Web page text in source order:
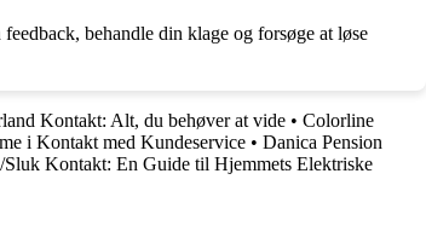
behandle din klage og forsøge at løse
Kontakt: Alt, du behøver at vide • Colorline
i Kontakt med Kundeservice • Danica Pension
Kontakt: En Guide til Hjemmets Elektriske